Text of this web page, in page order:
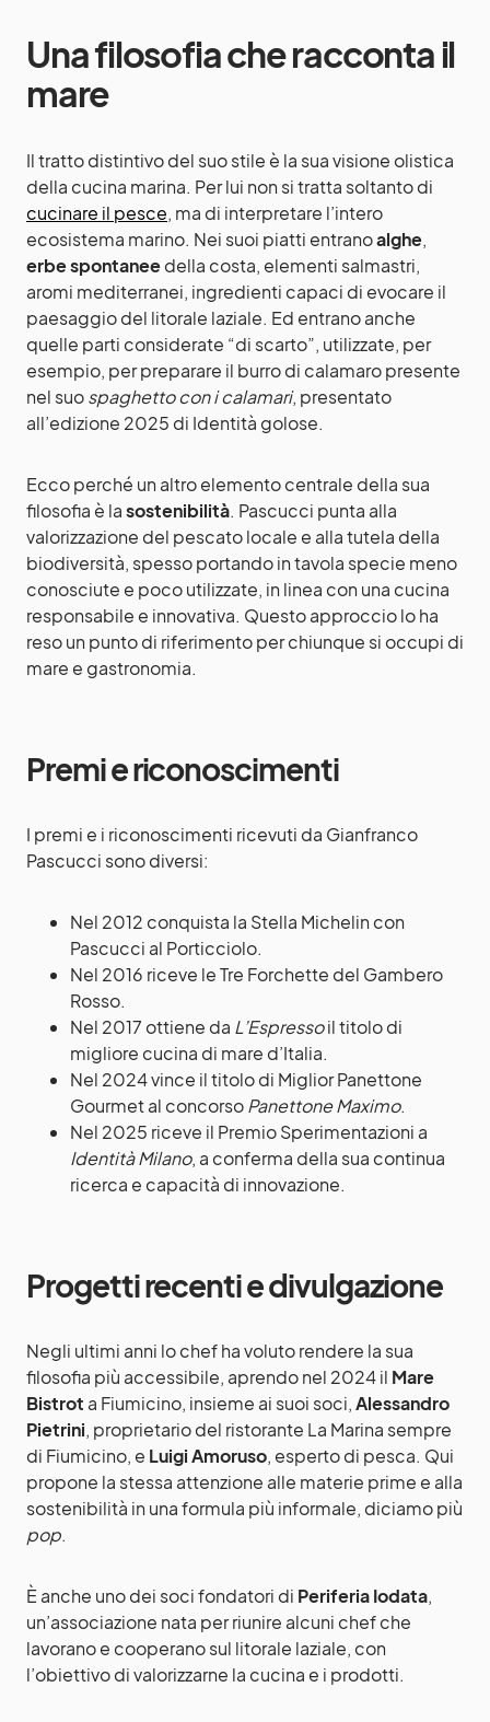
Una filosofia che racconta il
mare
Il tratto distintivo del suo stile è la sua visione olistica
della cucina marina. Per lui non si tratta soltanto di
cucinare il pesce, ma di interpretare l’intero
ecosistema marino. Nei suoi piatti entranoalghe,
erbe spontaneedella costa, elementi salmastri,
aromi mediterranei, ingredienti capaci di evocare il
paesaggio del litorale laziale. Ed entrano anche
quelle parti considerate “di scarto”, utilizzate, per
esempio, per preparare il burro di calamaro presente
nel suospaghetto con i calamari, presentato
all’edizione 2025 di Identità golose.
Ecco perché un altro elemento centrale della sua
filosofia è lasostenibilità. Pascucci punta alla
valorizzazione del pescato locale e alla tutela della
biodiversità, spesso portando in tavola specie meno
conosciute e poco utilizzate, in linea con una cucina
responsabile e innovativa. Questo approccio lo ha
reso un punto di riferimento per chiunque si occupi di
mare e gastronomia.
Premi e riconoscimenti
I premi e i riconoscimenti ricevuti da Gianfranco
Pascucci sono diversi:
Nel 2012 conquista la Stella Michelin con
Pascucci al Porticciolo.
Nel 2016 riceve le Tre Forchette del Gambero
Rosso.
Nel 2017 ottiene da L’Espressoil titolo di
migliore cucina di mare d’Italia.
Nel 2024 vince il titolo di Miglior Panettone
Gourmet al concorsoPanettone Maximo.
Nel 2025 riceve il Premio Sperimentazioni a
Identità Milano, a conferma della sua continua
ricerca e capacità di innovazione.
Progetti recenti e divulgazione
Negli ultimi anni lo chef ha voluto rendere la sua
filosofia più accessibile, aprendo nel 2024 il Mare
Bistrot a Fiumicino, insieme ai suoi soci,Alessandro
Pietrini, proprietario del ristorante La Marina sempre
di Fiumicino, e Luigi Amoruso, esperto di pesca. Qui
propone la stessa attenzione alle materie prime e alla
sostenibilità in una formula più informale, diciamo più
pop.
È anche uno dei soci fondatori di Periferia Iodata,
un’associazione nata per riunire alcuni chef che
lavorano e cooperano sul litorale laziale, con
l’obiettivo di valorizzarne la cucina e i prodotti.